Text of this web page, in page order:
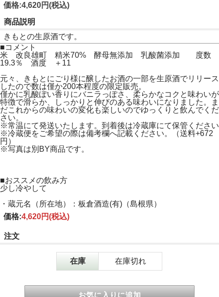
価格:4,620円(税込)
商品説明
きもとの生原酒です。
■コメント
米 改良雄町 精米70% 酵母無添加 乳酸菌添加 度数
19.3％ 酒度 ＋11
元々、きもとにごり様に醸したお酒の一部を生原酒でリリース
したので数は僅か200本程度の限定販売。
僅かに乳酸ぽい香りにバニラっぽさ、柔らかなコクと味わいが
特徴で滑らか、しっかりと伸びのある味わいになりました。ま
だこれからの味わいの変化も楽しいのでゆっくりと飲んでくだ
さい。
※常温にて発送いたします。到着後は冷蔵庫にて保管ください
※冷蔵便をご希望の際は備考欄へ記載ください。（送料+672
円）
※写真は別BY商品です。
■おススメの飲み方
少し冷やして
・蔵元名（所在地）：板倉酒造(有)（島根県）
価格:4,620円(税込)
注文
在庫 在庫切れ